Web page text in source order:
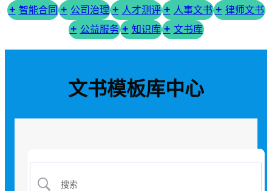
智能合同
公司治理 人才测评 人事文书
律师文书
公益服务
知识库 文书库
文书模板库中心